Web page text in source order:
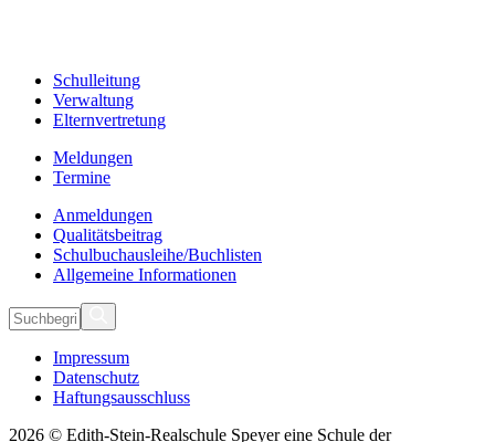
Schulleitung
Verwaltung
Elternvertretung
Meldungen
Termine
Anmeldungen
Qualitätsbeitrag
Schulbuchausleihe/Buchlisten
Allgemeine Informationen
Impressum
Datenschutz
Haftungsausschluss
2026 © Edith-Stein-Realschule Speyer eine Schule der